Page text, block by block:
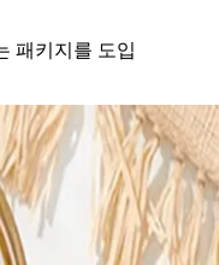
패키지를 도입